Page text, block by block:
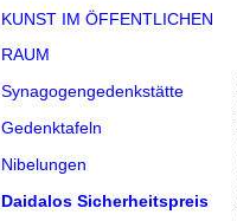
KUNST IM ÖFFENTLICHEN
RAUM
Synagogengedenkstätte
Gedenktafeln
Nibelungen
Daidalos Sicherheitspreis